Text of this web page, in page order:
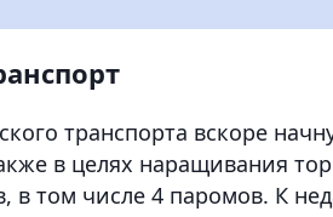
транспорта вскоре
в целях наращивания
в том числе 4 паромов. К